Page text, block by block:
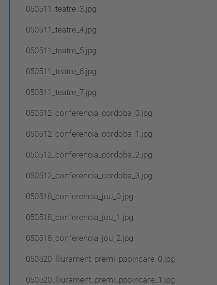
050511_teatre_3.jpg
050511_teatre_4.jpg
050511_teatre_5.jpg
050511_teatre_6.jpg
050511_teatre_7.jpg
050512_conferencia_cordoba_0.jpg
050512_conferencia_cordoba_1.jpg
050512_conferencia_cordoba_2.jpg
050512_conferencia_cordoba_3.jpg
050518_conferencia_jou_0.jpg
050518_conferencia_jou_1.jpg
050518_conferencia_jou_2.jpg
050520_lliurament_premi_ppoincare_0.jpg
050520_lliurament_premi_ppoincare_1.jpg